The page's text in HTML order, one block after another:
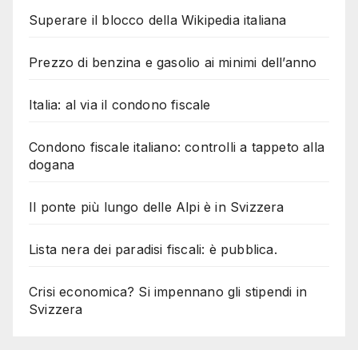
Superare il blocco della Wikipedia italiana
Prezzo di benzina e gasolio ai minimi dell’anno
Italia: al via il condono fiscale
Condono fiscale italiano: controlli a tappeto alla
dogana
Il ponte più lungo delle Alpi è in Svizzera
Lista nera dei paradisi fiscali: è pubblica.
Crisi economica? Si impennano gli stipendi in
Svizzera